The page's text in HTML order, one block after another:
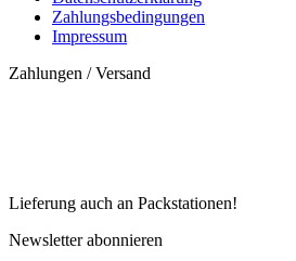
Zahlungsbedingungen
Impressum
Zahlungen / Versand
Lieferung auch an Packstationen!
Newsletter abonnieren